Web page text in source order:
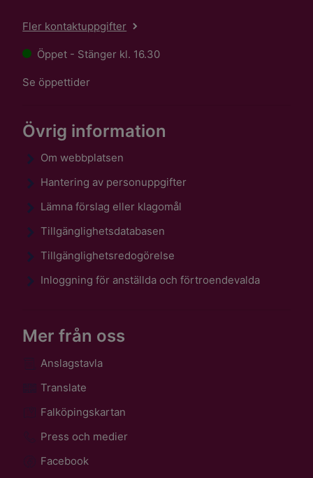
Fler kontaktuppgifter
Öppet - Stänger kl. 16.30
Se öppettider
Övrig information
Om webbplatsen
Hantering av personuppgifter
Lämna förslag eller klagomål
Tillgänglighetsdatabasen
Tillgänglighetsredogörelse
Inloggning för anställda och förtroendevalda
Mer från oss
Anslagstavla
Translate
Falköpingskartan
Press och medier
Facebook